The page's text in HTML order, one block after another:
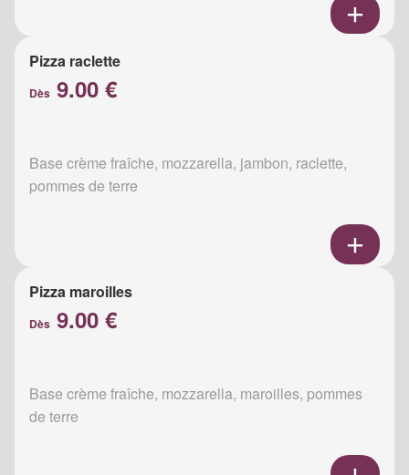
Pizza raclette
Dès 9.00 €
Base crème fraîche, mozzarella, jambon, raclette,
pommes de terre
Pizza maroilles
Dès 9.00 €
Base crème fraîche, mozzarella, maroilles, pommes
de terre